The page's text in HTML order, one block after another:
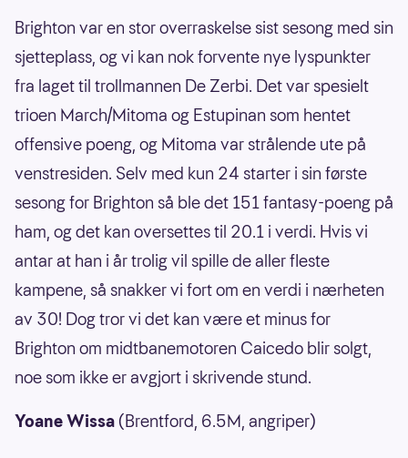
Brighton var en stor overraskelse sist sesong med sin
sjetteplass, og vi kan nok forvente nye lyspunkter
fra laget til trollmannen De Zerbi. Det var spesielt
trioen March/Mitoma og Estupinan som hentet
offensive poeng, og Mitoma var strålende ute på
venstresiden. Selv med kun 24 starter i sin første
sesong for Brighton så ble det 151 fantasy-poeng på
ham, og det kan oversettes til 20.1 i verdi. Hvis vi
antar at han i år trolig vil spille de aller fleste
kampene, så snakker vi fort om en verdi i nærheten
av 30! Dog tror vi det kan være et minus for
Brighton om midtbanemotoren Caicedo blir solgt,
noe som ikke er avgjort i skrivende stund.
Yoane Wissa (Brentford, 6.5M, angriper)